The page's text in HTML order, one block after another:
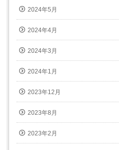
2024年5月
2024年4月
2024年3月
2024年1月
2023年12月
2023年8月
2023年2月